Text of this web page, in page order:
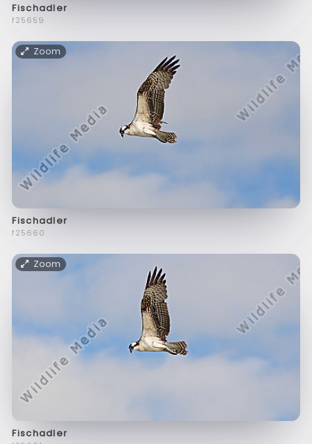
Fischadler
f25659
Zoom
Fischadler
f25660
Zoom
Fischadler